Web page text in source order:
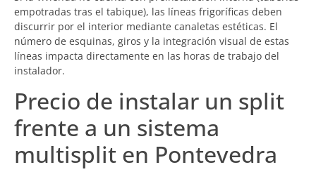
empotradas tras el tabique), las líneas frigoríficas deben
discurrir por el interior mediante canaletas estéticas. El
número de esquinas, giros y la integración visual de estas
líneas impacta directamente en las horas de trabajo del
instalador.
Precio de instalar un split
frente a un sistema
multisplit en Pontevedra